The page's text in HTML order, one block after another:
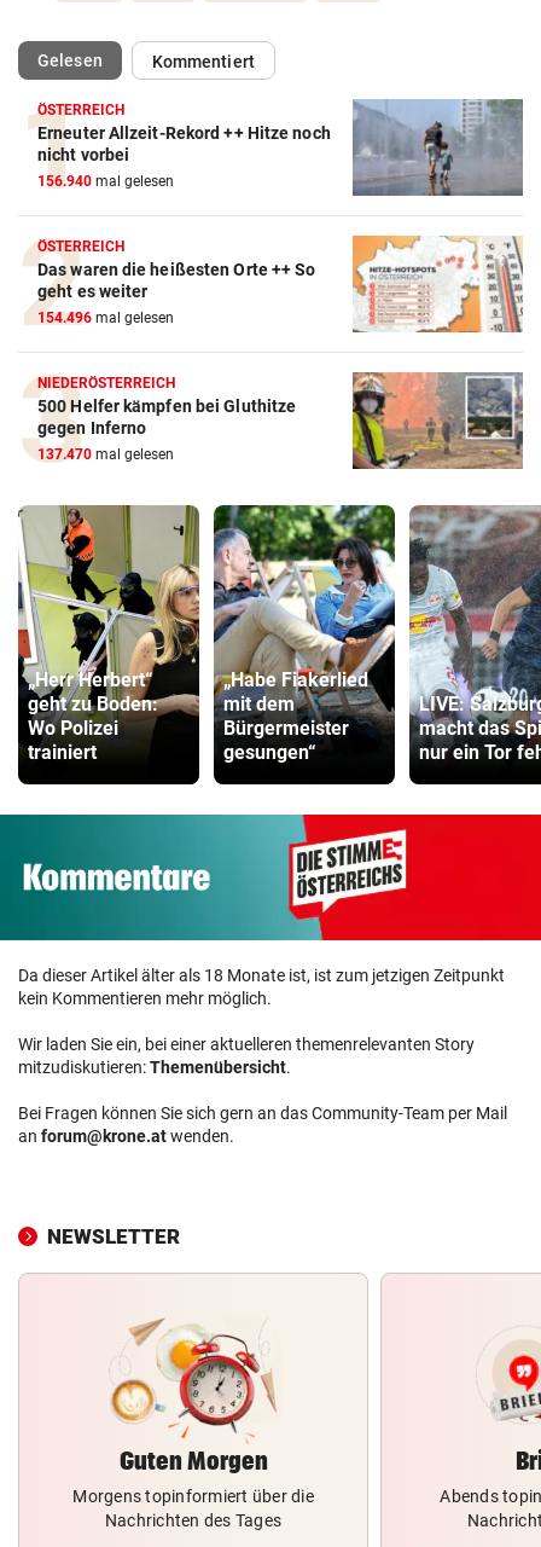
Gelesen(ausgewählt)Kommentiert
ÖSTERREICH
Erneuter Allzeit-Rekord ++ Hitze noch
nicht vorbei
156.940 mal gelesen
ÖSTERREICH
Das waren die heißesten Orte ++ So
geht es weiter
154.496 mal gelesen
NIEDERÖSTERREICH
500 Helfer kämpfen bei Gluthitze
gegen Inferno
137.470 mal gelesen
„Herr Herbert“
geht zu Boden:
Wo Polizei
trainiert
„Habe Fiakerlied
mit dem
Bürgermeister
gesungen“
LIVE:
macht das
nur ein Tor
Da dieser Artikel älter als 18 Monate ist, ist zum jetzigen Zeitpunkt
kein Kommentieren mehr möglich.
Wir laden Sie ein, bei einer aktuelleren themenrelevanten Story
mitzudiskutieren:Themenübersicht.
Bei Fragen können Sie sich gern an das Community-Team per Mail
an forum@krone.atwenden.
NEWSLETTER
Guten Morgen
Morgens topinformiert über die
Nachrichten des Tages
Abends